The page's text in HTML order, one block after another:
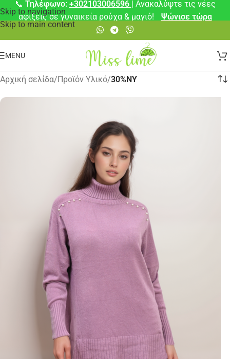
Skip to navigation
Skip to main content
📞 Τηλέφωνο: +302103006596 | Ανακαλύψτε τις νέες
αφίξεις σε γυναικεία ρούχα & μαγιό!
Ψώνισε τώρα
MENU
Αρχική σελίδα/Προϊόν Υλικό/30%NY